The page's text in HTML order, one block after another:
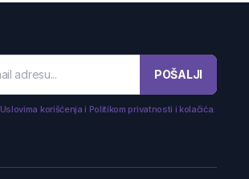
POŠALJI
Uslovima korišćenja i Politikom privatnosti i kolačića.